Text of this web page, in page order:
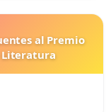
al Premio
Literatura